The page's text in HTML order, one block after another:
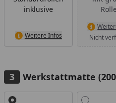
inklusive
Weitere Infos
Nicht
Werkstattmatte
Alle anzeigen (2)